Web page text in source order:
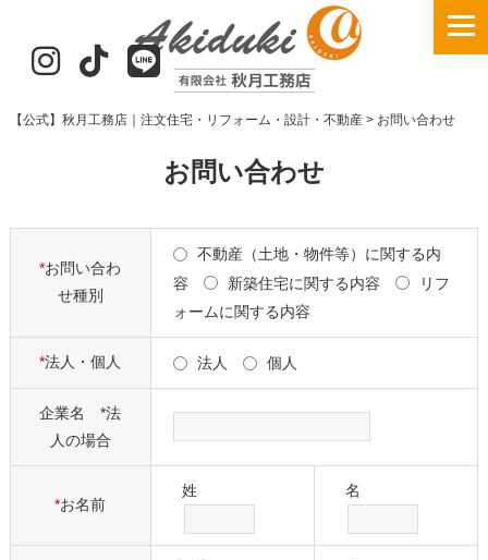
【公式】秋月工務店｜注文住宅・リフォーム・設計・不動産> お問い合わせ
お問い合わせ
*お問い合わ
せ種別
不動産（土地・物件等）に関する内
容
新築住宅に関する内容
リフ
ォームに関する内容
*法人・個人 法人 個人
企業名 *法
人の場合
*お名前
姓 名